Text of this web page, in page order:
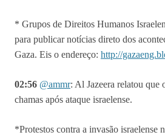
* Grupos de Direitos Humanos
para publicar notícias direto dos
Gaza. Eis o endereço: http://
02:56 @ammr: Al Jazeera relatou que
chamas após ataque israelense.
*Protestos contra a invasão israelense